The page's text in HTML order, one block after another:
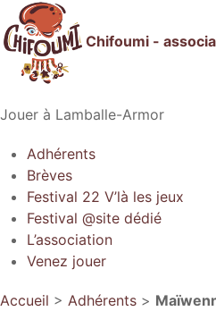
Chifoumi -
Jouer à Lamballe-Armor
Adhérents
Brèves
Festival 22 V’là les jeux
Festival @site dédié
L’association
Venez jouer
Accueil > Adhérents >